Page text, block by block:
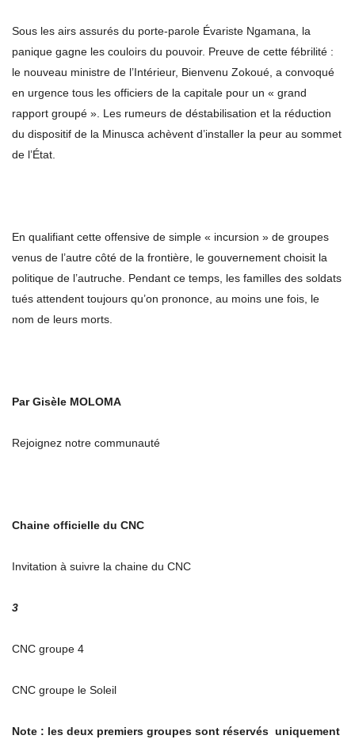
Sous les airs assurés du porte-parole Évariste Ngamana, la
panique gagne les couloirs du pouvoir. Preuve de cette fébrilité :
le nouveau ministre de l’Intérieur, Bienvenu Zokoué, a convoqué
en urgence tous les officiers de la capitale pour un « grand
rapport groupé ». Les rumeurs de déstabilisation et la réduction
du dispositif de la Minusca achèvent d’installer la peur au sommet
de l’État.
En qualifiant cette offensive de simple « incursion » de groupes
venus de l’autre côté de la frontière, le gouvernement choisit la
politique de l’autruche. Pendant ce temps, les familles des soldats
tués attendent toujours qu’on prononce, au moins une fois, le
nom de leurs morts.
Par Gisèle MOLOMA
Rejoignez notre communauté
Chaine officielle du CNC
Invitation à suivre la chaine du CNC
3
CNC groupe 4
CNC groupe le Soleil
Note : les deux premiers groupes sont réservés uniquement